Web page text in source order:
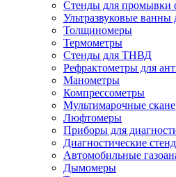
Стенды для промывки
Ультразвуковые ванны
Толщиномеры
Термометры
Стенды для ТНВД
Рефрактометры для
Манометры
Компрессометры
Мультимарочные
Люфтомеры
Приборы для
Диагностические
Автомобильные
Дымомеры